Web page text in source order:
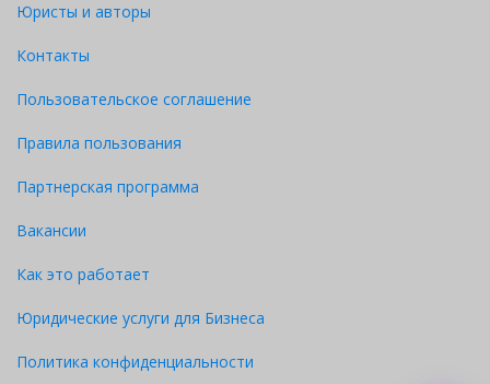
Юристы и авторы
Контакты
Пользовательское соглашение
Правила пользования
Партнерская программа
Вакансии
Как это работает
Юридические услуги для Бизнеса
Политика конфиденциальности